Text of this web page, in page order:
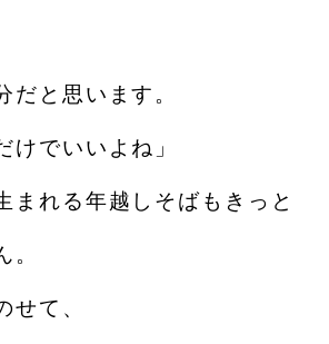
だと思います。
けでいいよね」
まれる年越しそばもきっと
。
せて、